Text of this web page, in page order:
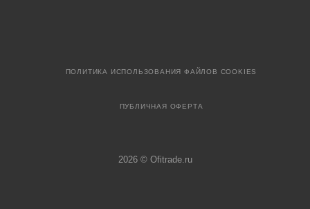
ПОЛИТИКА ИСПОЛЬЗОВАНИЯ ФАЙЛОВ COOKIES
ПУБЛИЧНАЯ ОФЕРТА
2026 © Ofitrade.ru